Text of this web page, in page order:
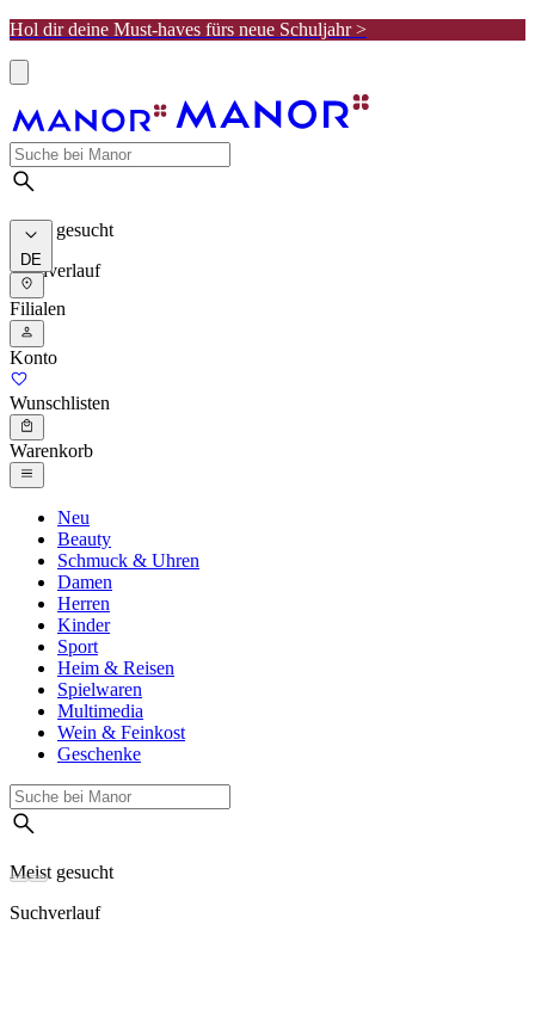
Hol dir deine Must-haves fürs neue Schuljahr >
Meist gesucht
Suchverlauf
DE
Filialen
Konto
Wunschlisten
Warenkorb
Neu
Beauty
Schmuck & Uhren
Damen
Herren
Kinder
Sport
Heim & Reisen
Spielwaren
Multimedia
Wein & Feinkost
Geschenke
Meist gesucht
Suchverlauf